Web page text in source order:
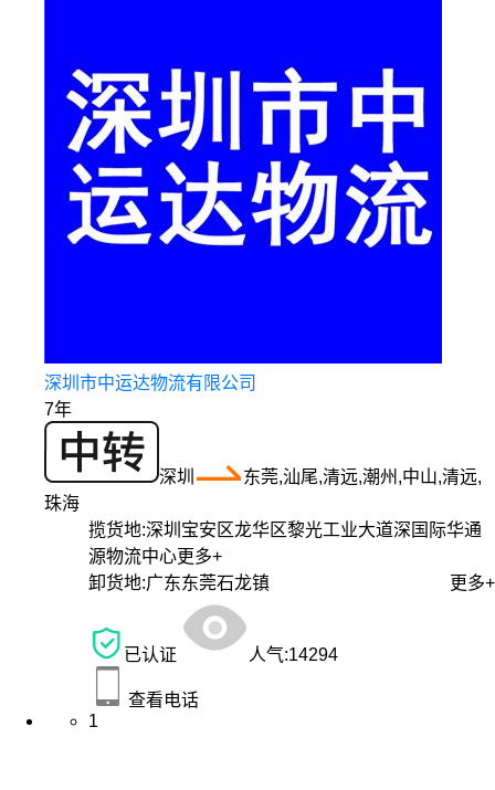
深圳市中运达物流有限公司
7年
深圳
东莞,汕尾,清远,潮州,中山,清远,
珠海
揽货地:深圳宝安区龙华区黎光工业大道深国际华通
源物流中心更多+
卸货地:广东东莞石龙镇 更多+
已认证 人气:14294
查看电话
1